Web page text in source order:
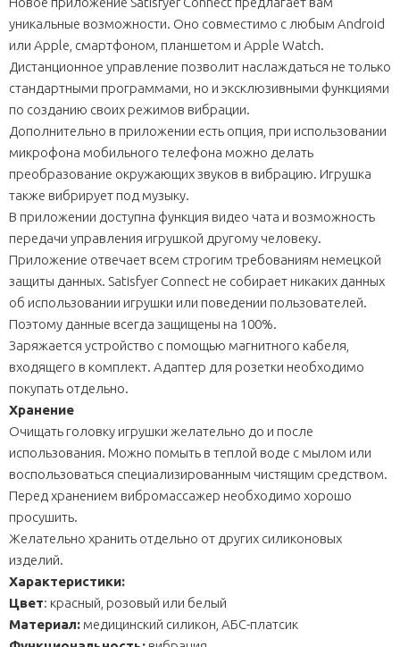
уникальные возможности. Оно совместимо с любым Android
или Apple, смартфоном, планшетом и Apple Watch.
Дистанционное управление позволит наслаждаться не только
стандартными программами, но и эксклюзивными функциями
по созданию своих режимов вибрации.
Дополнительно в приложении есть опция, при использовании
микрофона мобильного телефона можно делать
преобразование окружающих звуков в вибрацию. Игрушка
также вибрирует под музыку.
В приложении доступна функция видео чата и возможность
передачи управления игрушкой другому человеку.
Приложение отвечает всем строгим требованиям немецкой
защиты данных. Satisfyer Connect не собирает никаких данных
об использовании игрушки или поведении пользователей.
Поэтому данные всегда защищены на 100%.
Заряжается устройство с помощью магнитного кабеля,
входящего в комплект. Адаптер для розетки необходимо
покупать отдельно.
Хранение
Очищать головку игрушки желательно до и после
использования. Можно помыть в теплой воде с мылом или
воспользоваться специализированным чистящим средством.
Перед хранением вибромассажер необходимо хорошо
просушить.
Желательно хранить отдельно от других силиконовых
изделий.
Характеристики:
Цвет: красный, розовый или белый
Материал: медицинский силикон, АБС-платсик